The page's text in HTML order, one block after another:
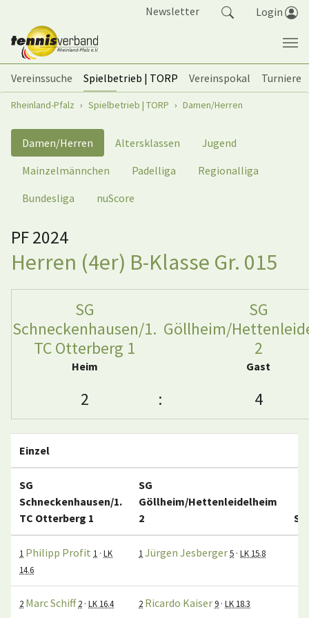
Newsletter Login
Vereinssuche Spielbetrieb | TORP Vereinspokal
Turniere
Sie sind hier:
Rheinland-Pfalz Spielbetrieb | TORP Damen/Herren
Damen/Herren Altersklassen
Jugend
Mainzelmännchen
Padelliga
Regionalliga
Bundesliga
nuScore
PF 2024
Herren (4er) B-Klasse Gr. 015
SG
Schneckenhausen/1.
TC Otterberg 1
Heim
SG
Göllheim/
2
Gast
2 : 4
Einzel
SG
Schneckenhausen/1.
TC Otterberg 1
SG
Göllheim/Hettenleidelheim
2
1 Philipp Profit 1 · LK
14.6
1 Jürgen Jesberger5 · LK 15.8
2 Marc Schiff 2 · LK 16.4 2 Ricardo Kaiser9 · LK 18.3